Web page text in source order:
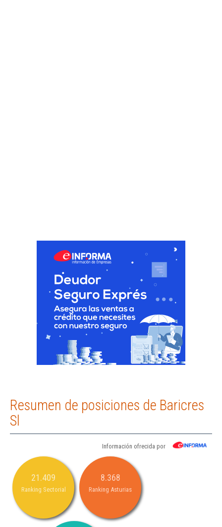
Resumen de posiciones de Baricres
Sl
Información ofrecida por
21.409
Ranking Sectorial
8.368
Ranking Asturias